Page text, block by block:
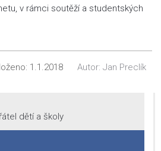
v rámci soutěží a studentských
1.1.2018 Autor: Jan Preclík
dětí a školy